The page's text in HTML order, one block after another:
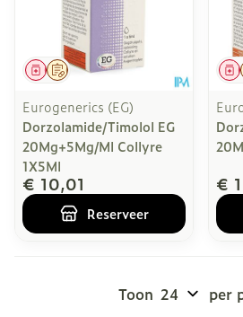
Op voorschrift
Geneesmiddel
Eurogenerics (EG)
Dorzolamide/Timolol EG
20Mg+5Mg/Ml Collyre
1X5Ml
€ 10,01
Reserveer
€
Toon per